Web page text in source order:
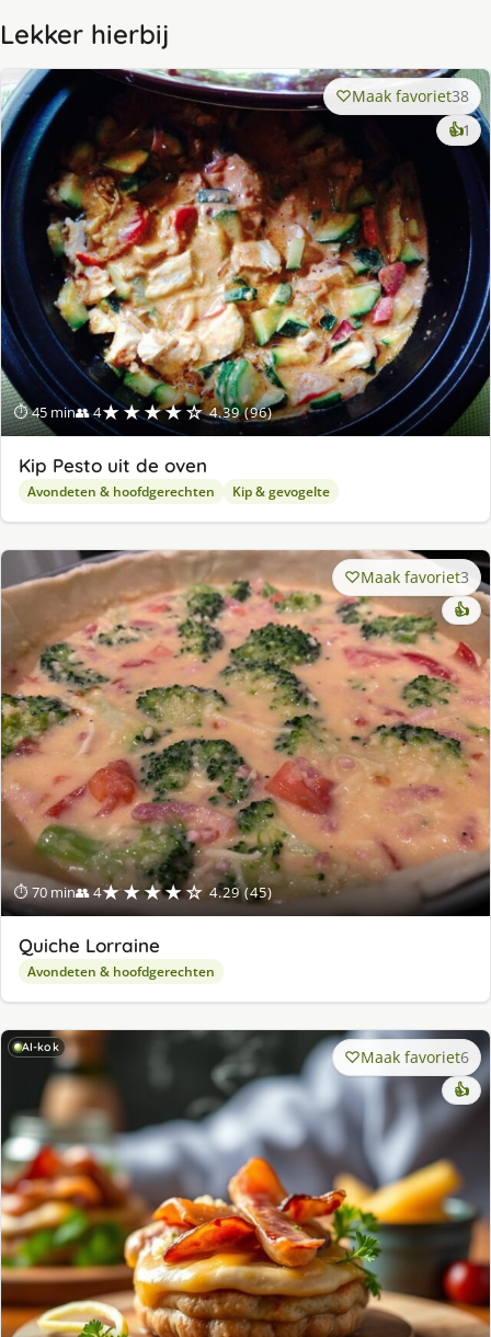
Lekker hierbij
⏱ 45 min👥 4★★★★☆ 4.39 (96)
Maak favoriet38
👍1
Kip Pesto uit de oven
Avondeten & hoofdgerechten Kip & gevogelte
⏱ 70 min👥 4★★★★☆ 4.29 (45)
Maak favoriet3
👍
Quiche Lorraine
Avondeten & hoofdgerechten
AI-kok Maak favoriet6
👍